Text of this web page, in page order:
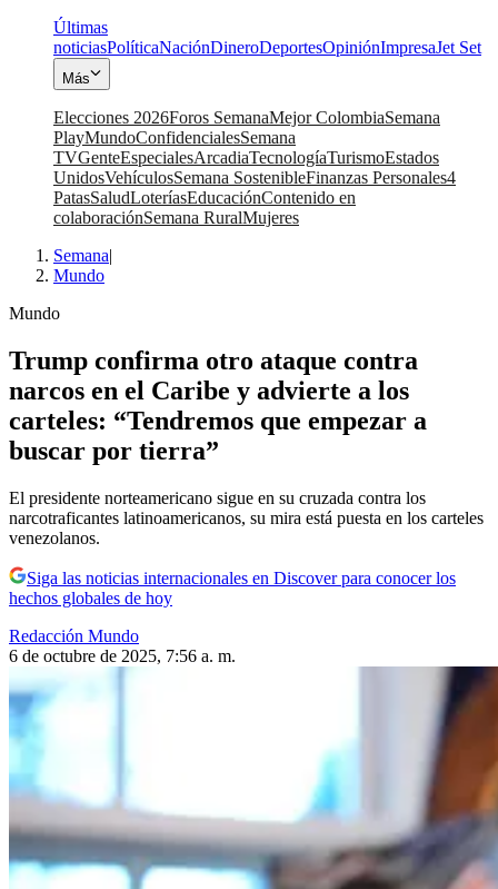
Últimas
noticiasPolíticaNaciónDineroDeportesOpiniónImpresaJet Set
Más
Elecciones 2026Foros SemanaMejor ColombiaSemana
PlayMundoConfidencialesSemana
TVGenteEspecialesArcadiaTecnologíaTurismoEstados
UnidosVehículosSemana SostenibleFinanzas Personales4
PatasSaludLoteríasEducaciónContenido en
colaboraciónSemana RuralMujeres
Semana|
Mundo
Mundo
Trump confirma otro ataque contra
narcos en el Caribe y advierte a los
carteles: “Tendremos que empezar a
buscar por tierra”
El presidente norteamericano sigue en su cruzada contra los
narcotraficantes latinoamericanos, su mira está puesta en los carteles
venezolanos.
Siga las noticias internacionales en Discover para conocer los
hechos globales de hoy
Redacción Mundo
6 de octubre de 2025, 7:56 a. m.